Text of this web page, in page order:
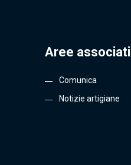
Aree associati
Comunica
Notizie artigiane